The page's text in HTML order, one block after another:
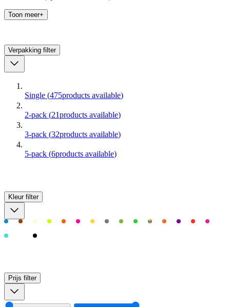
Toon meer+
Verpakking filter
Single (475products available)
2-pack (21products available)
3-pack (32products available)
5-pack (6products available)
Kleur filter
Prijs filter